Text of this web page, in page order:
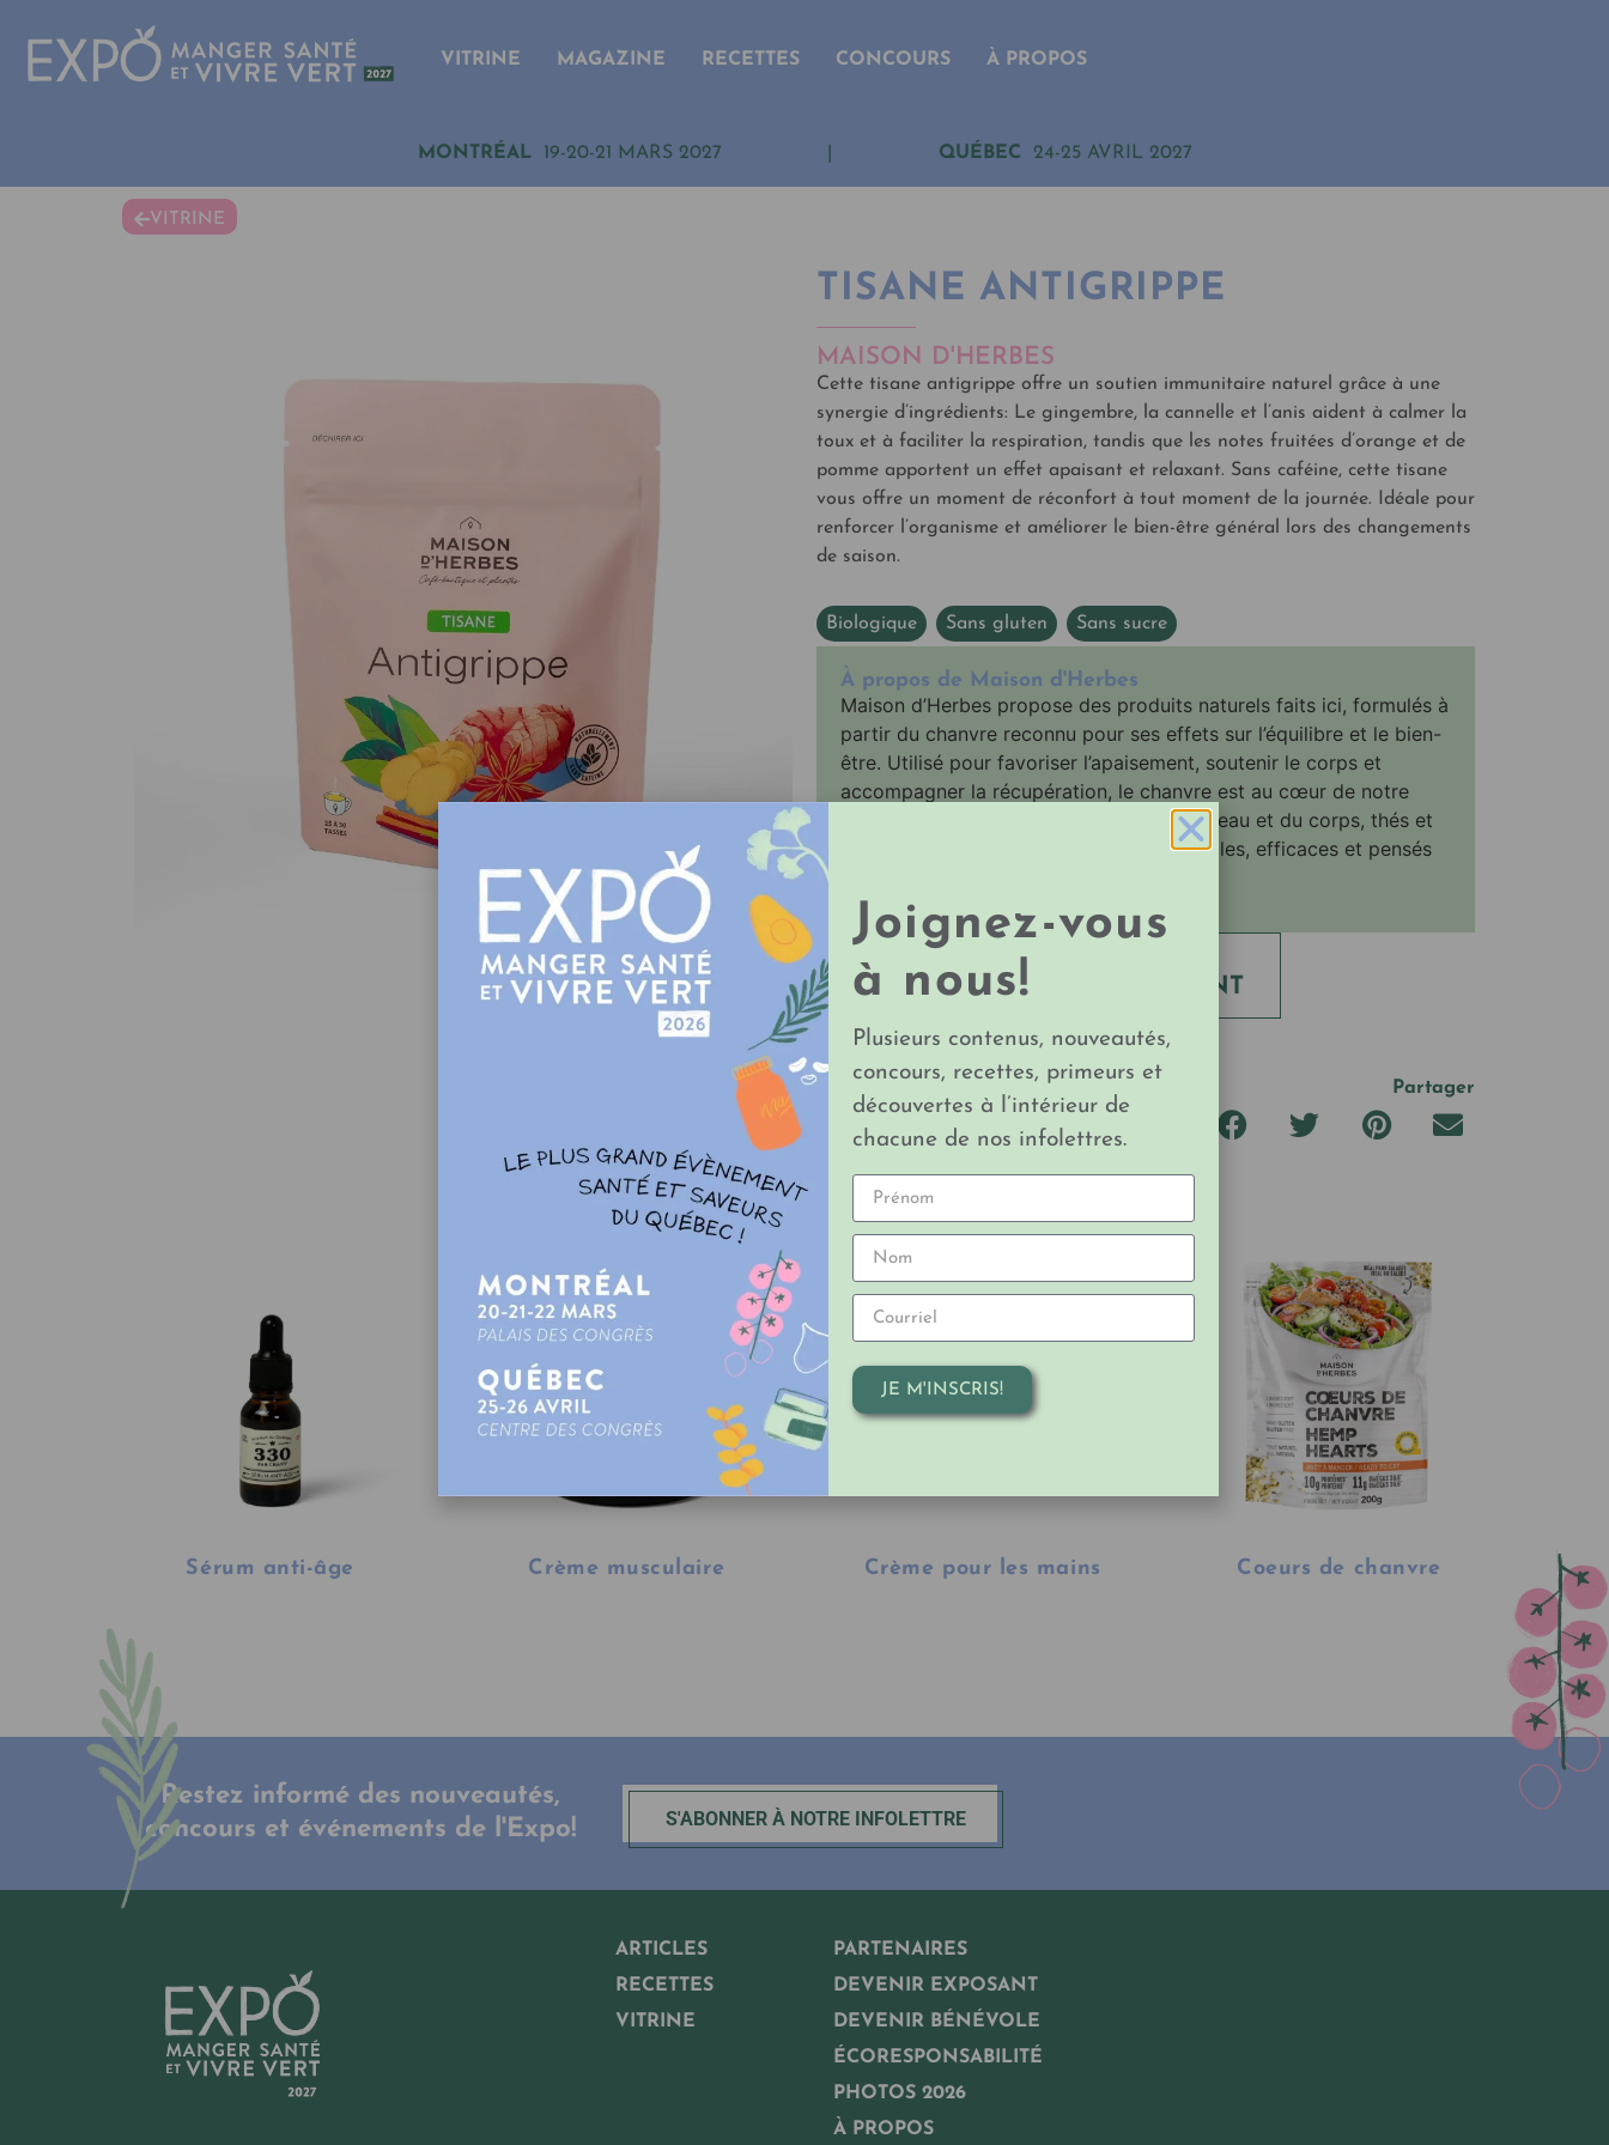
VITRINE MAGAZINE RECETTES CONCOURS À PROPOS
MONTRÉAL19-20-21 MARS 2027 QUÉBEC 24-25 AVRIL 2027
VITRINE
TISANE ANTIGRIPPE
MAISON D'HERBES
Cette tisane antigrippe offre un soutien immunitaire naturel grâce à une
synergie d’ingrédients: Le gingembre, la cannelle et l’anis aident à calmer la
toux et à faciliter la respiration, tandis que les notes fruitées d’orange et de
pomme apportent un effet apaisant et relaxant. Sans caféine, cette tisane
vous offre un moment de réconfort à tout moment de la journée. Idéale pour
renforcer l’organisme et améliorer le bien-être général lors des changements
de saison.
Biologique Sans gluten Sans sucre
À propos de Maison d'Herbes
Maison d’Herbes propose des produits naturels faits ici, formulés à
partir du chanvre reconnu pour ses effets sur l’équilibre et le bien-
être. Utilisé pour favoriser l’apaisement, soutenir le corps et
accompagner la récupération, le chanvre est au cœur de notre
offre : produits alimentaires, soins de la peau et du corps, thés et
chandelles d’ambiance. Des produits simples, efficaces et pensés
MAGASINER SUR
LA BOUTIQUE DE L'EXPOSANT
Partager
DU MÊME EXPOSANT
Sérum anti-âge Crème musculaire Crème pour les mains Coeurs de chanvre
Restez informé des nouveautés,
concours et événements de l'Expo!
S'ABONNER À NOTRE INFOLETTRE
ARTICLES
RECETTES
VITRINE
PARTENAIRES
DEVENIR EXPOSANT
DEVENIR BÉNÉVOLE
ÉCORESPONSABILITÉ
PHOTOS 2026
À PROPOS
Joignez-vous
à nous!
Plusieurs contenus, nouveautés,
concours, recettes, primeurs et
découvertes à l’intérieur de
chacune de nos infolettres.
JE M'INSCRIS!